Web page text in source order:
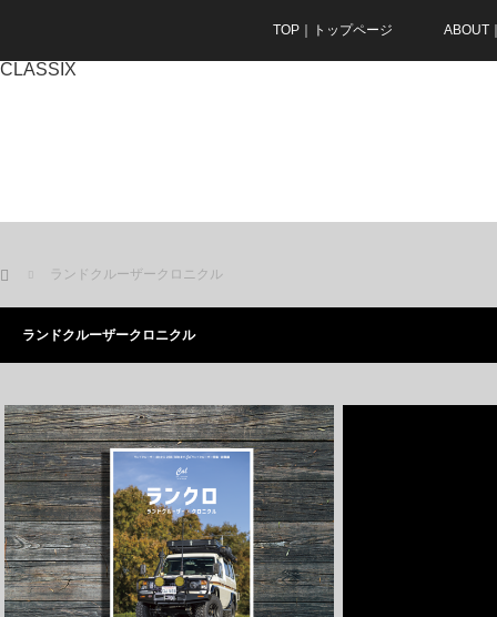
TOP｜トップページ ABOUT
CLASSIX
ホーム ランドクルーザークロニクル
ランドクルーザークロニクル